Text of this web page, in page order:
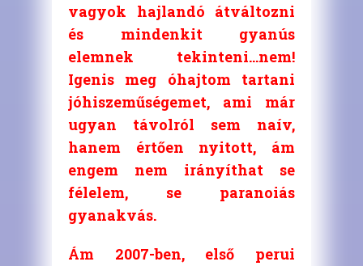
vagyok hajlandó átváltozni
és mindenkit gyanús
elemnek tekinteni…nem!
Igenis meg óhajtom tartani
jóhiszeműségemet, ami már
ugyan távolról sem naív,
hanem értően nyitott, ám
engem nem irányíthat se
félelem, se paranoiás
gyanakvás.
Ám 2007-ben, első perui